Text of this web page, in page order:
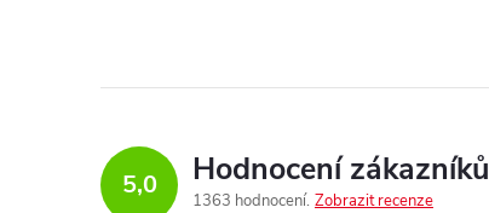
5,0 Hodnocení zákazníků
1363 hodnocení Zobrazit recenze